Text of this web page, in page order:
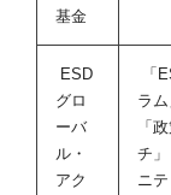
基金
ESD
グロ
ーバ
ル・
アク
「
ラ
「
チ
ニ